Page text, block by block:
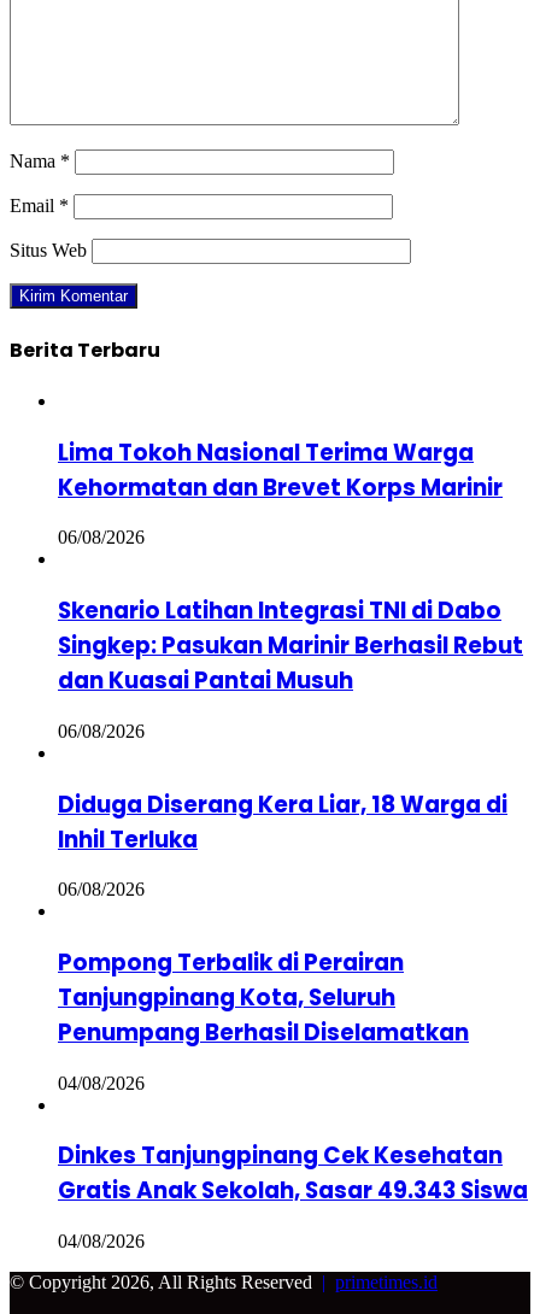
Nama *
Email *
Situs Web
Berita Terbaru
Lima Tokoh Nasional Terima Warga
Kehormatan dan Brevet Korps Marinir
06/08/2026
Skenario Latihan Integrasi TNI di Dabo
Singkep: Pasukan Marinir Berhasil Rebut
dan Kuasai Pantai Musuh
06/08/2026
Diduga Diserang Kera Liar, 18 Warga di
Inhil Terluka
06/08/2026
Pompong Terbalik di Perairan
Tanjungpinang Kota, Seluruh
Penumpang Berhasil Diselamatkan
04/08/2026
Dinkes Tanjungpinang Cek Kesehatan
Gratis Anak Sekolah, Sasar 49.343 Siswa
04/08/2026
© Copyright 2026, All Rights Reserved | primetimes.id